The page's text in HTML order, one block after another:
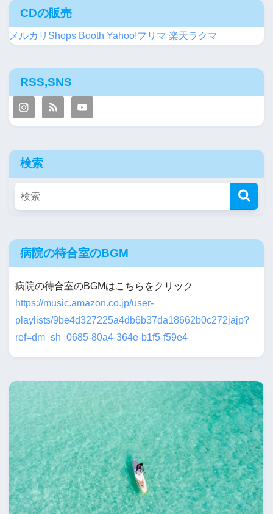
CDの販売
メルカリShops Booth Yahoo!フリマ 楽天ラクマ
RSS,SNS
検索
病院の待合室のBGM
病院の待合室のBGMはこちらをクリック
https://music.amazon.co.jp/user-
playlists/9be4d327225a4db6b37da18662b0c272jajp?
ref=dm_sh_0685-80a4-364e-b1f5-f59e4